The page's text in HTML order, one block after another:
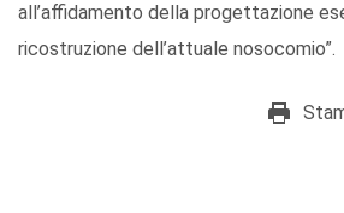
all’affidamento della progettazione
ricostruzione dell’attuale nosocomio”.